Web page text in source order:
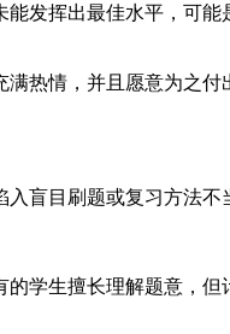
挥出最佳水平，可能
情，并且愿意为之付
目刷题或复习方法不
生擅长理解题意，但